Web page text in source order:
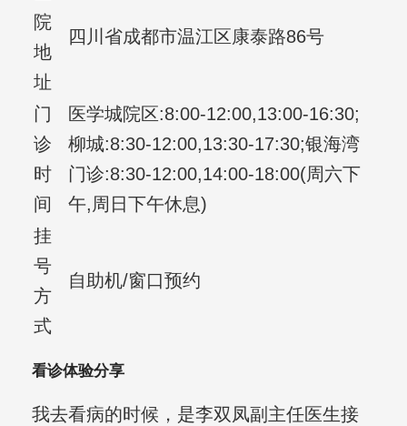
院
地
址
四川省成都市温江区康泰路86号
门
诊
时
间
医学城院区:8:00-12:00,13:00-16:30;
柳城:8:30-12:00,13:30-17:30;银海湾
门诊:8:30-12:00,14:00-18:00(周六下
午,周日下午休息)
挂
号
方
式
自助机/窗口预约
看诊体验分享
我去看病的时候，是李双凤副主任医生接